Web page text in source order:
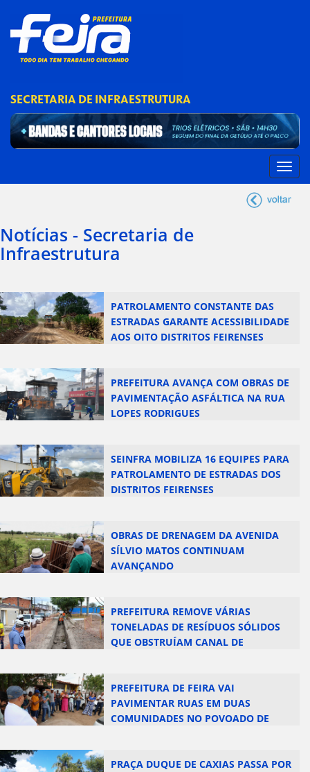
SECRETARIA DE INFRAESTRUTURA
Notícias - Secretaria de
Infraestrutura
PATROLAMENTO CONSTANTE DAS
ESTRADAS GARANTE ACESSIBILIDADE
AOS OITO DISTRITOS FEIRENSES
PREFEITURA AVANÇA COM OBRAS DE
PAVIMENTAÇÃO ASFÁLTICA NA RUA
LOPES RODRIGUES
SEINFRA MOBILIZA 16 EQUIPES PARA
PATROLAMENTO DE ESTRADAS DOS
DISTRITOS FEIRENSES
OBRAS DE DRENAGEM DA AVENIDA
SÍLVIO MATOS CONTINUAM
AVANÇANDO
PREFEITURA REMOVE VÁRIAS
TONELADAS DE RESÍDUOS SÓLIDOS
QUE OBSTRUÍAM CANAL DE
PREFEITURA DE FEIRA VAI
PAVIMENTAR RUAS EM DUAS
COMUNIDADES NO POVOADO DE
PRAÇA DUQUE DE CAXIAS PASSA POR